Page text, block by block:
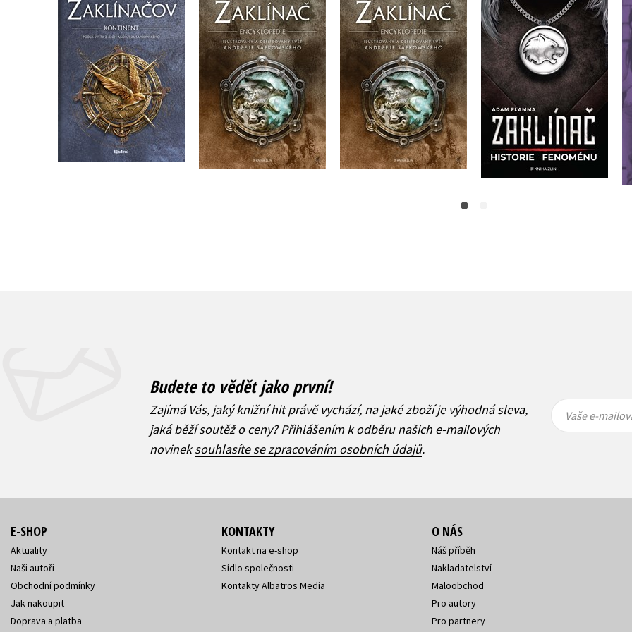
(slovensky)
Alain T. Puysségur
Do košíku
749 Kč
599 Kč
encyklopedie
Alain T. Puysségur
Do košíku
599 Kč
479 Kč
encyklopedie
Alain T. Puysségur
Do košíku
499 Kč
399 Kč
fenoménu
Adam Flamma
Do košíku
799 Kč
639 Kč
Budete to vědět jako první!
Zajímá Vás, jaký knižní hit právě vychází, na jaké zboží je výhodná sleva,
jaká běží soutěž o ceny? Přihlášením k odběru našich e-mailových
novineksouhlasíte se zpracováním osobních údajů.
mailová
mailová
Vaše e-
E-SHOP
Aktuality
Naši autoři
Obchodní podmínky
Jak nakoupit
Doprava a platba
KONTAKTY
Kontakt na e-shop
Sídlo společnosti
Kontakty Albatros Media
O NÁS
Náš příběh
Nakladatelství
Maloobchod
Pro autory
Pro partnery